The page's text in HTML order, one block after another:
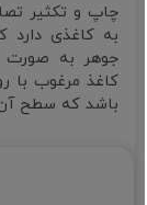
چاپ و تکثیر
به کاغذی
جوهر به صورت
باشد که سطح